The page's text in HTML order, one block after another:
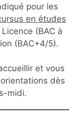
pour les
en études
(BAC à
(BAC+4/5).
et vous
dès
midi.